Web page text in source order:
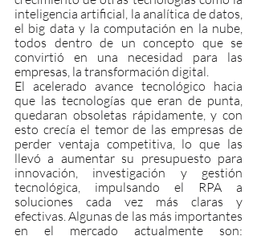
inteligencia artificial, la analítica de datos,
el big data y la computación en la nube,
todos dentro de un concepto que se
convirtió en una necesidad para las
empresas, la transformación digital.
El acelerado avance tecnológico hacia
que las tecnologías que eran de punta,
quedaran obsoletas rápidamente, y con
esto crecía el temor de las empresas de
perder ventaja competitiva, lo que las
llevó a aumentar su presupuesto para
innovación, investigación y gestión
tecnológica, impulsando el RPA a
soluciones cada vez más claras y
efectivas. Algunas de las más importantes
en el mercado actualmente son: